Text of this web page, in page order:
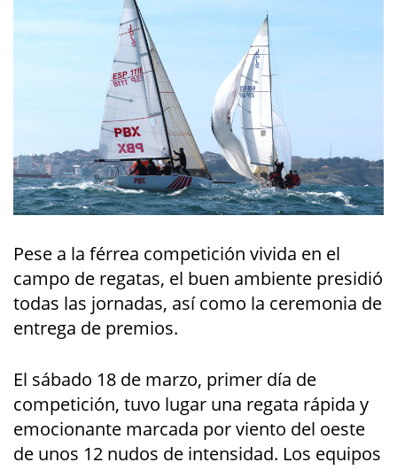
Pese a la férrea competición vivida en el
campo de regatas, el buen ambiente presidió
todas las jornadas, así como la ceremonia de
entrega de premios.
El sábado 18 de marzo, primer día de
competición, tuvo lugar una regata rápida y
emocionante marcada por viento del oeste
de unos 12 nudos de intensidad. Los equipos